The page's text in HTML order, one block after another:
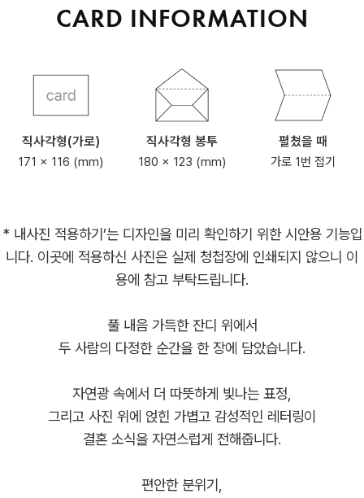
CARD INFORMATION
직사각형(가로)
171 x 116 (mm)
직사각형 봉투
180 x 123 (mm)
펼쳤을 때
가로 1번 접기
* 내사진 적용하기’는 디자인을 미리 확인하기 위한 시안용 기능입
니다. 이곳에 적용하신 사진은 실제 청첩장에 인쇄되지 않으니 이
용에 참고 부탁드립니다.
풀 내음 가득한 잔디 위에서
두 사람의 다정한 순간을 한 장에 담았습니다.
자연광 속에서 더 따뜻하게 빛나는 표정,
그리고 사진 위에 얹힌 가볍고 감성적인 레터링이
결혼 소식을 자연스럽게 전해줍니다.
편안한 분위기,